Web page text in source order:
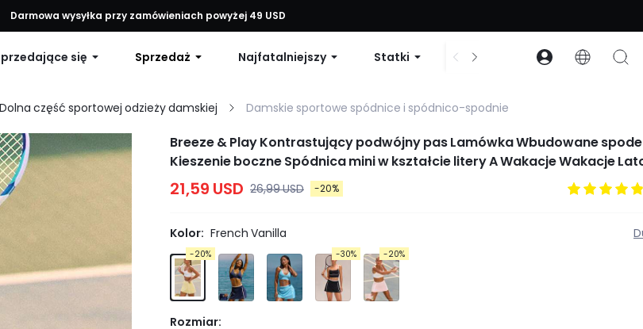
12% zniżki na zamówienia powyżej 79 USD lub 15% zniżki na zamówienia powyżej 99 USD | Kod: GLOWNEW
Darmowa wysyłka przy zamówieniach powyżej 49 USD
się Sprzedaż Najfatalniejszy Statki Sukienki i body
Dolna część sportowej odzieży damskiej Damskie sportowe spódnice i spódnico-spodnie
Breeze & Play Kontrastujący podwójny pas Lamówka Wbudowane
Kieszenie boczne Spódnica mini w kształcie litery A Wakacje Wakacje
Podróże Plaża Codzienny strój na co dzień
21,59 USD 26,99 USD -20%
Kolor: French Vanilla
-20% -30% -20%
Rozmiar: